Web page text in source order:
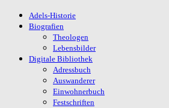
Adels-Historie
Biografien
Theologen
Lebensbilder
Digitale Bibliothek
Adressbuch
Auswanderer
Einwohnerbuch
Festschriften